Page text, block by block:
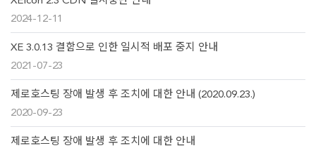
2024-12-11
XE 3.0.13 결함으로 인한 일시적 배포 중지 안내
2021-07-23
제로호스팅 장애 발생 후 조치에 대한 안내 (2020.09.23.)
2020-09-23
제로호스팅 장애 발생 후 조치에 대한 안내